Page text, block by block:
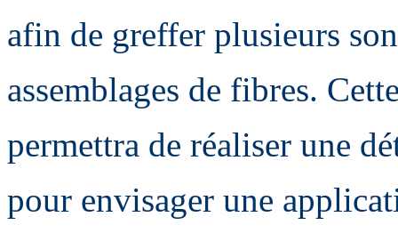
afin de greffer plusieurs
assemblages de fibres.
permettra de réaliser une
pour envisager une